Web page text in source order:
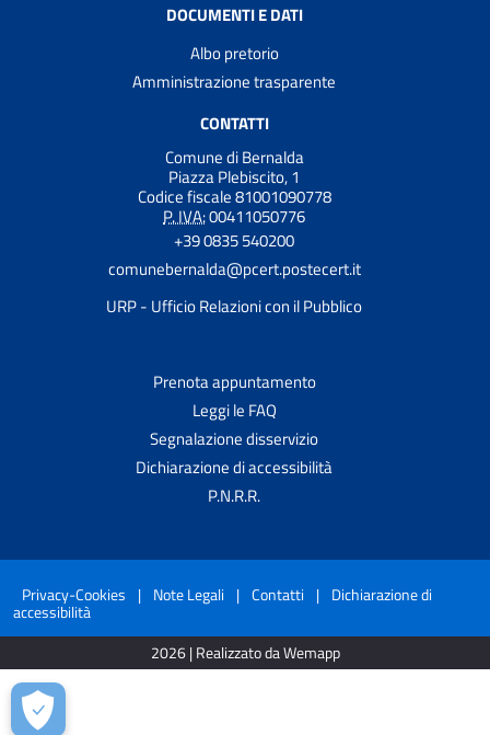
DOCUMENTI E DATI
Albo pretorio
Amministrazione trasparente
CONTATTI
Comune di Bernalda
Piazza Plebiscito, 1
Codice fiscale 81001090778
P. IVA:00411050776
+39 0835 540200
comunebernalda@pcert.postecert.it
URP - Ufficio Relazioni con il Pubblico
Prenota appuntamento
Leggi le FAQ
Segnalazione disservizio
Dichiarazione di accessibilità
P.N.R.R.
Privacy-Cookies | Note Legali | Contatti | Dichiarazione di
accessibilità
2026 | Realizzato da Wemapp